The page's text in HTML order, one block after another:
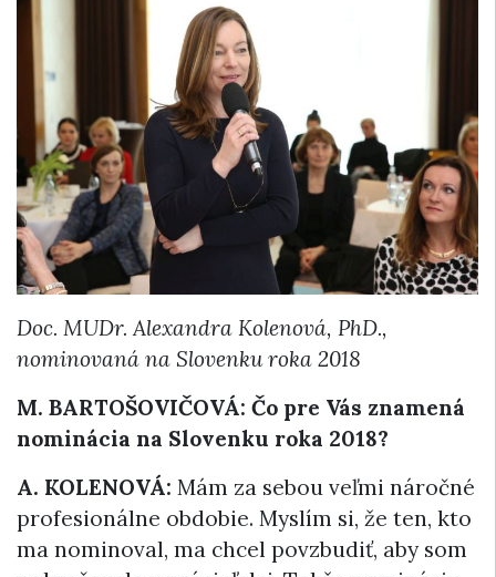
Doc. MUDr. Alexandra Kolenová, PhD.,
nominovaná na Slovenku roka 2018
M. BARTOŠOVIČOVÁ: Čo pre Vás znamená
nominácia na Slovenku roka 2018?
A. KOLENOVÁ: Mám za sebou veľmi náročné
profesionálne obdobie. Myslím si, že ten, kto
ma nominoval, ma chcel povzbudiť, aby som